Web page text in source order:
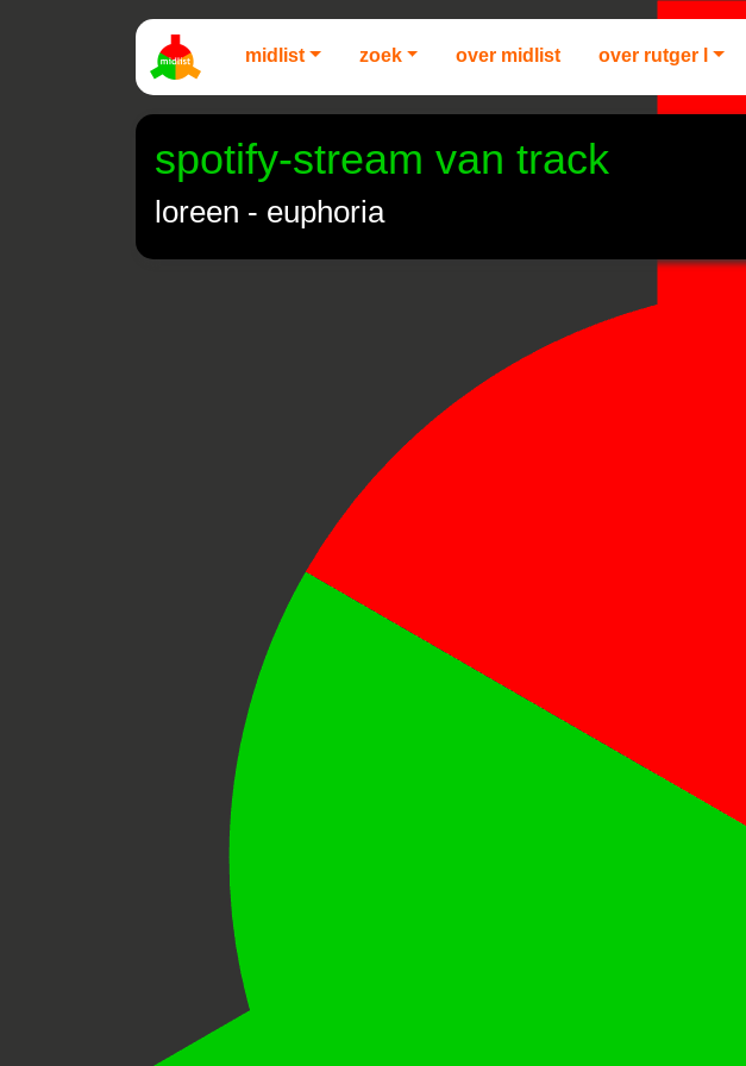
midlist zoek over midlist over rutger l
spotify-stream van track
loreen - euphoria